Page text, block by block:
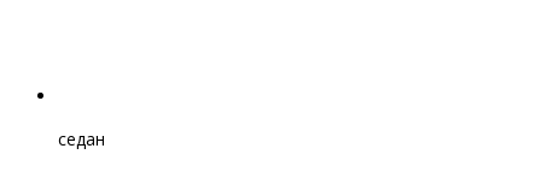
седан